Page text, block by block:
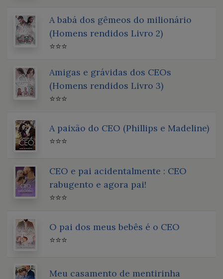
A babá dos gêmeos do milionário
(Homens rendidos Livro 2)
⭐⭐⭐
Amigas e grávidas dos CEOs
(Homens rendidos Livro 3)
⭐⭐⭐
A paixão do CEO (Phillips e Madeline)
⭐⭐⭐
CEO e pai acidentalmente : CEO
rabugento e agora pai!
⭐⭐⭐
O pai dos meus bebês é o CEO
⭐⭐⭐
Meu casamento de mentirinha